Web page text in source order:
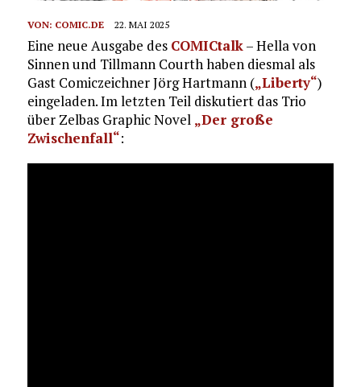
VON: COMIC.DE 22. MAI 2025
Eine neue Ausgabe des COMICtalk– Hella von
Sinnen und Tillmann Courth haben diesmal als
Gast Comiczeichner Jörg Hartmann („Liberty“)
eingeladen. Im letzten Teil diskutiert das Trio
über Zelbas Graphic Novel „Der große
Zwischenfall“: